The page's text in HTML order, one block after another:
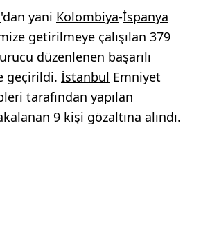
'dan yani Kolombiya-İspanya
getirilmeye çalışılan 379
düzenlenen başarılı
geçirildi. İstanbul Emniyet
tarafından yapılan
9 kişi gözaltına alındı.